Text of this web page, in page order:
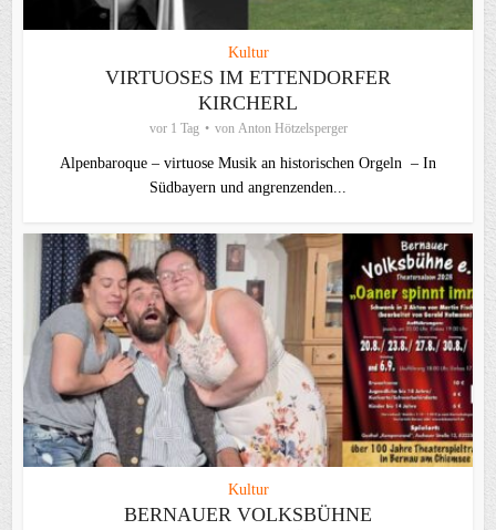
Kultur
VIRTUOSES IM ETTENDORFER
KIRCHERL
vor 1 Tag von Anton Hötzelsperger
Alpenbaroque – virtuose Musik an historischen Orgeln – In
Südbayern und angrenzenden...
Kultur
BERNAUER VOLKSBÜHNE